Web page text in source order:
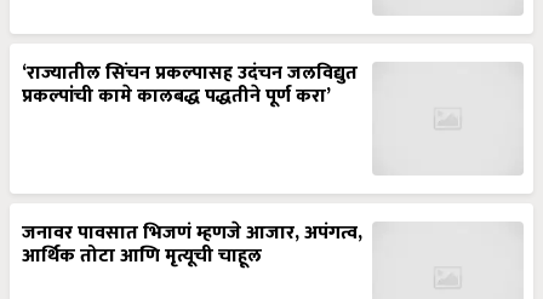
प्रकल्पांची कामे कालबद्ध पद्धतीने पूर्ण करा’
जनावर पावसात भिजणं म्हणजे आजार, अपंगत्व,
आर्थिक तोटा आणि मृत्यूची चाहूल